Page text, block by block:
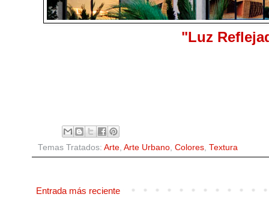
"Luz
Temas Tratados: Arte Arte Urbano Colores Textura
Entrada más reciente